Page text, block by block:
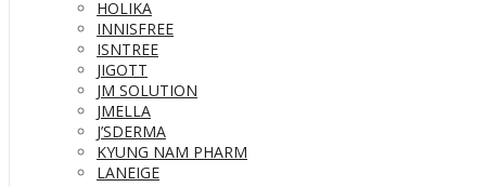
HOLIKA
INNISFREE
ISNTREE
JIGOTT
JM SOLUTION
JMELLA
J’SDERMA
KYUNG NAM PHARM
LANEIGE